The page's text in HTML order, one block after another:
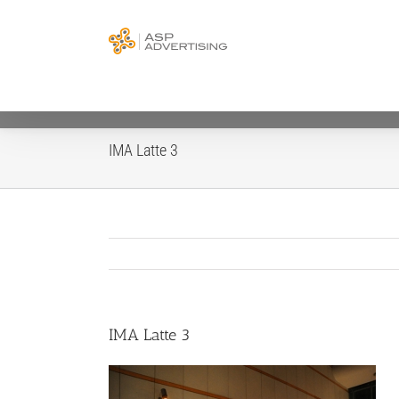
IMA Latte 3
IMA Latte 3
Se